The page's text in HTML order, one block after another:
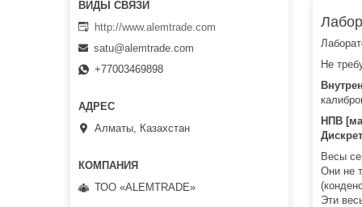
Не
НПВ
Весы
Они не
Эти
http://www.alemtrade.com
satu@alemtrade.com
+77003469898
Алматы, Казахстан
ТОО «ALEMTRADE»